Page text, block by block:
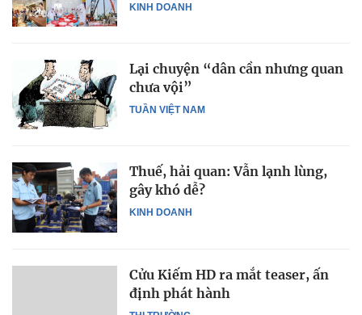
KINH DOANH
TUẦN VIỆT NAM
Lại chuyện “dân cần nhưng quan
chưa vội”
KINH DOANH
Thuế, hải quan: Vẫn lạnh lùng,
gây khó dễ?
Cửu Kiếm HD ra mắt teaser, ấn
định phát hành